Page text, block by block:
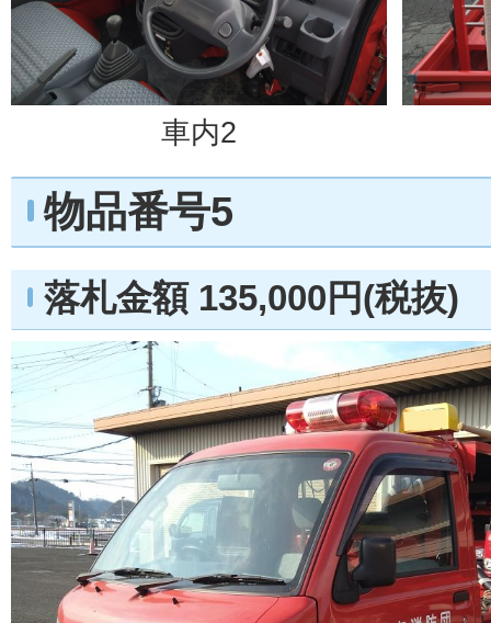
車内2
物品番号5
落札金額 135,000円(税抜)